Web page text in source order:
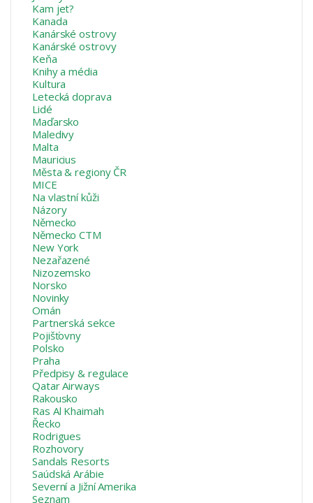
Kam jet?
Kanada
Kanárské ostrovy
Kanárské ostrovy
Keňa
Knihy a média
Kultura
Letecká doprava
Lidé
Maďarsko
Maledivy
Malta
Mauricius
Města & regiony ČR
MICE
Na vlastní kůži
Názory
Německo
Německo CTM
New York
Nezařazené
Nizozemsko
Norsko
Novinky
Omán
Partnerská sekce
Pojišťovny
Polsko
Praha
Předpisy & regulace
Qatar Airways
Rakousko
Ras Al Khaimah
Řecko
Rodrigues
Rozhovory
Sandals Resorts
Saúdská Arábie
Severní a Jižní Amerika
Seznam